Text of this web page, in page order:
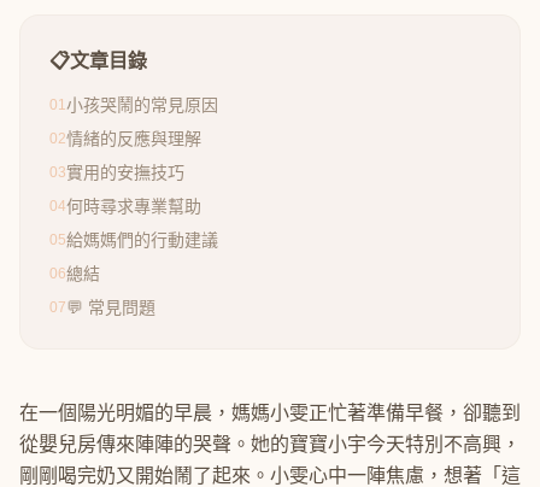
📋文章目錄
01小孩哭鬧的常見原因
02情緒的反應與理解
03實用的安撫技巧
04何時尋求專業幫助
05給媽媽們的行動建議
06總結
07💬 常見問題
在一個陽光明媚的早晨，媽媽小雯正忙著準備早餐，卻聽到
從嬰兒房傳來陣陣的哭聲。她的寶寶小宇今天特別不高興，
剛剛喝完奶又開始鬧了起來。小雯心中一陣焦慮，想著「這